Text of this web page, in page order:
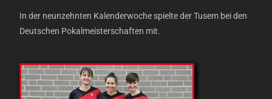
In der neunzehnten Kalenderwoche spielte der Tusem bei den
Deutschen Pokalmeisterschaften mit.